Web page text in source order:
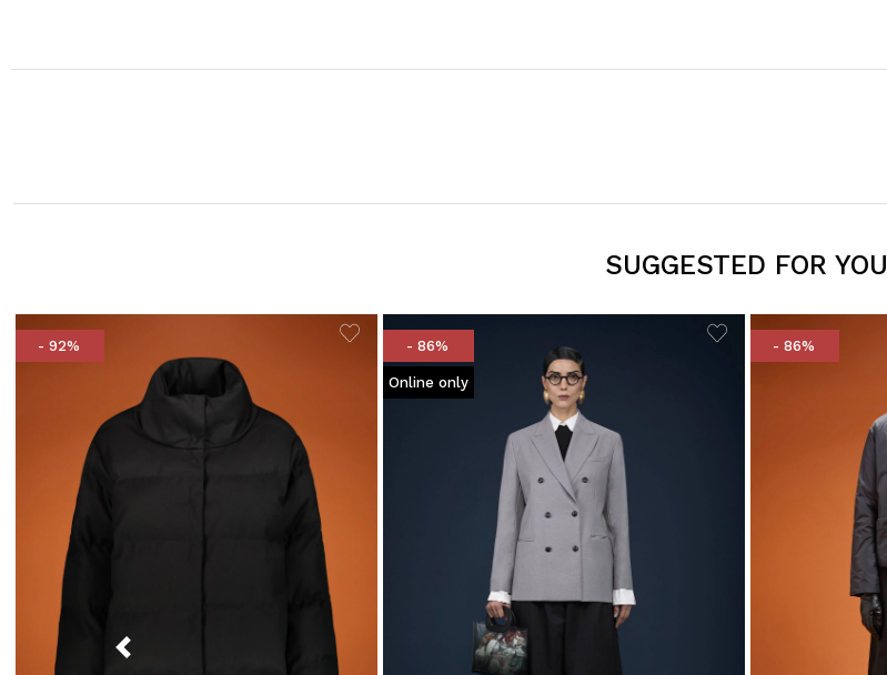
SUGGESTED FOR YOU
- 92% - 86%
Online only
- 86%